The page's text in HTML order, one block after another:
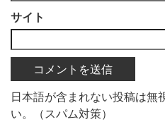
サイト
日本語が含まれない投稿は無
い。（スパム対策）